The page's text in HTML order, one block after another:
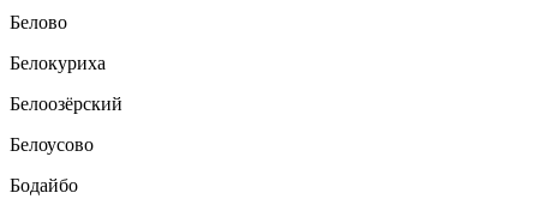
Белово
Белокуриха
Белоозёрский
Белоусово
Бодайбо